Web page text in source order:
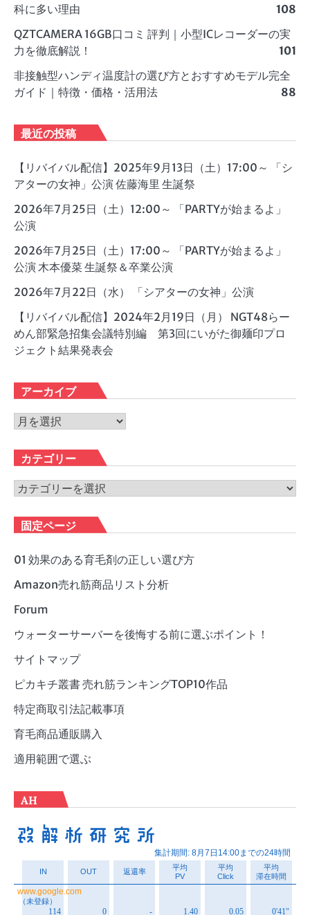
科に多い理由
108
QZTCAMERA 16GB口コミ 評判｜小型ICレコーダーの実
力を徹底解説！
101
非接触型ハンディ温度計の選び方とおすすめモデル完全
ガイド｜特徴・価格・活用法
88
最近の投稿
【リバイバル配信】2025年9月13日（土）17:00～ 「シ
アターの女神」公演 佐藤海里 生誕祭
2026年7月25日（土）12:00～ 「PARTYが始まるよ」
公演
2026年7月25日（土）17:00～ 「PARTYが始まるよ」
公演 木本優菜 生誕祭＆卒業公演
2026年7月22日（水） 「シアターの女神」公演
【リバイバル配信】2024年2月19日（月） NGT48らー
めん部緊急招集会議特別編 第3回にいがた御麺印プロ
ジェクト結果発表会
アーカイブ
ア
カ
イ
ブ
カテゴリー
カ
ゴ
リ
ー
固定ページ
01 効果のある育毛剤の正しい選び方
Amazon売れ筋商品リスト分析
Forum
ウォーターサーバーを後悔する前に選ぶポイント！
サイトマップ
ピカキチ叢書 売れ筋ランキングTOP10作品
特定商取引法記載事項
育毛商品通販購入
適用範囲で選ぶ
AH